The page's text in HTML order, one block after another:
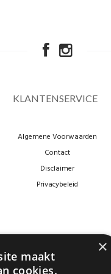
KLANTENSERVICE
Algemene Voorwaarden
Contact
Disclaimer
Privacybeleid
×
maakt
cookies.